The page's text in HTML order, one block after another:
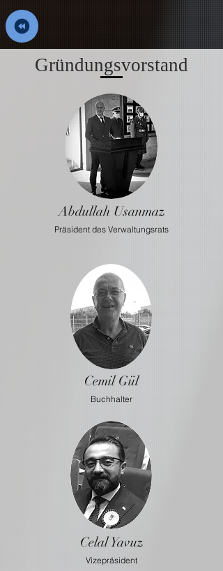
Gründungsvorstand
Abdullah Usanmaz
Präsident des Verwaltungsrats
Cemil Gül
Buchhalter
Celal Yavuz
Vizepräsident